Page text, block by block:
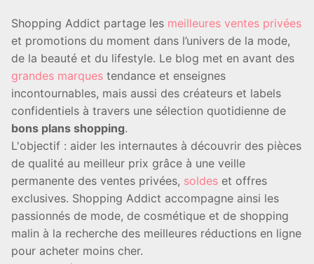
Shopping Addict partage les meilleures ventes privées
et promotions du moment dans l’univers de la mode,
de la beauté et du lifestyle. Le blog met en avant des
grandes marques tendance et enseignes
incontournables, mais aussi des créateurs et labels
confidentiels à travers une sélection quotidienne de
bons plans shopping.
L'objectif : aider les internautes à découvrir des pièces
de qualité au meilleur prix grâce à une veille
permanente des ventes privées, soldes et offres
exclusives. Shopping Addict accompagne ainsi les
passionnés de mode, de cosmétique et de shopping
malin à la recherche des meilleures réductions en ligne
pour acheter moins cher.